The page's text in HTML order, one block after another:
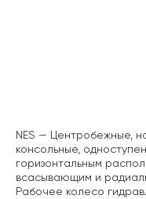
NES — Центробежные,
консольные,
горизонтальным
всасывающим и
Рабочее колесо